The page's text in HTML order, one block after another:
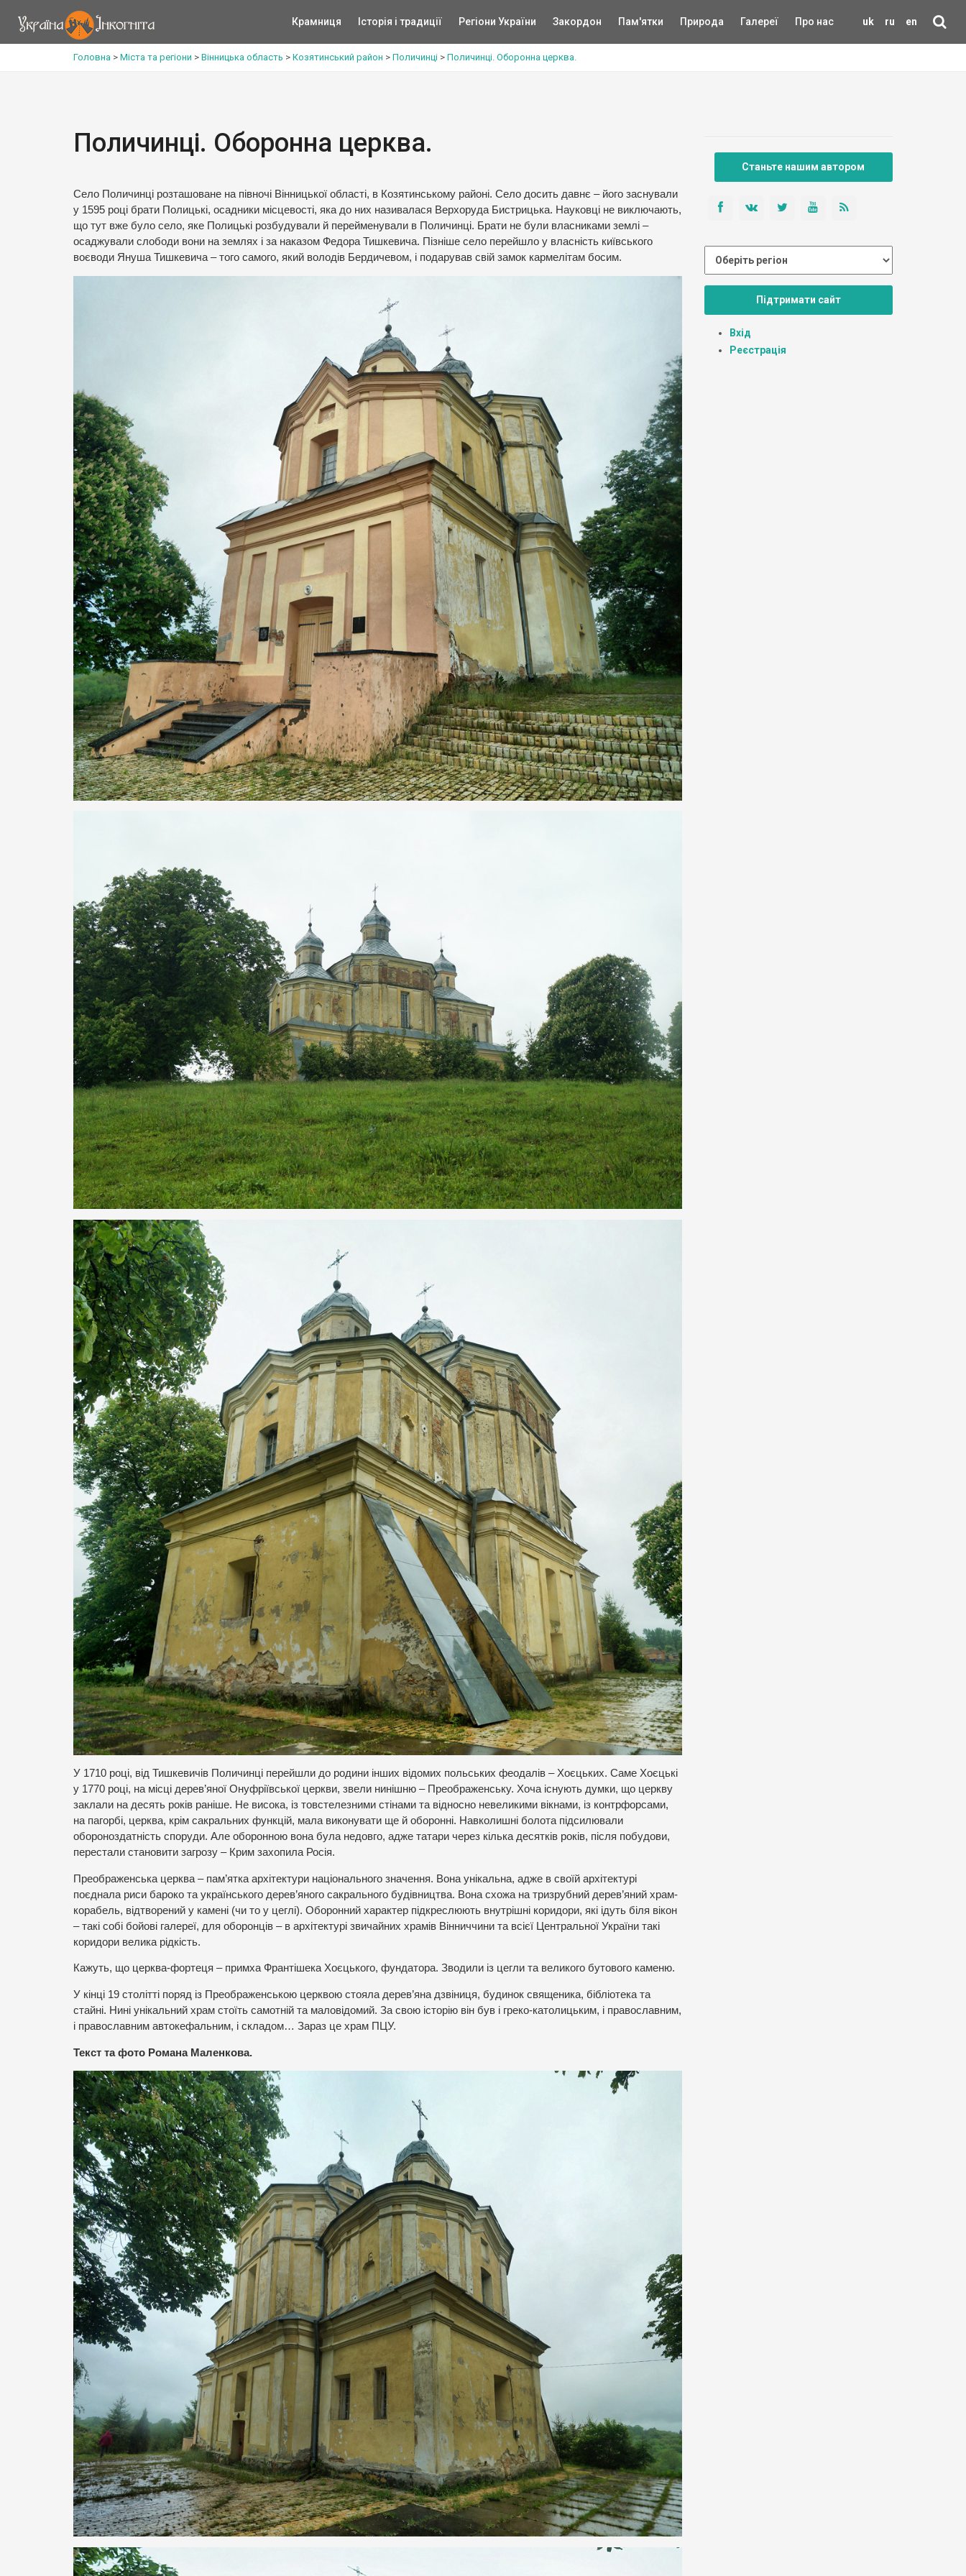
uk ru en
Крамниця Історія і традиції Регіони України Закордон Пам'ятки Природа Галереї Про нас
Головна > Міста та регіони > Вінницька область > Козятинський район > Поличинці > Поличинці. Оборонна церква.
Поличинці. Оборонна церква.
Село Поличинці розташоване на півночі Вінницької області, в Козятинському районі. Село досить давнє – його заснували
у 1595 році брати Полицькі, осадники місцевості, яка до них називалася Верхоруда Бистрицька. Науковці не виключають,
що тут вже було село, яке Полицькі розбудували й перейменували в Поличинці. Брати не були власниками землі –
осаджували слободи вони на землях і за наказом Федора Тишкевича. Пізніше село перейшло у власність київського
воєводи Януша Тишкевича – того самого, який володів Бердичевом, і подарував свій замок кармелітам босим.
У 1710 році, від Тишкевичів Поличинці перейшли до родини інших відомих польських феодалів – Хоєцьких. Саме Хоєцькі
у 1770 році, на місці дерев’яної Онуфріївської церкви, звели нинішню – Преображенську. Хоча існують думки, що церкву
заклали на десять років раніше. Не висока, із товстелезними стінами та відносно невеликими вікнами, із контрфорсами,
на пагорбі, церква, крім сакральних функцій, мала виконувати ще й оборонні. Навколишні болота підсилювали
обороноздатність споруди. Але оборонною вона була недовго, адже татари через кілька десятків років, після побудови,
перестали становити загрозу – Крим захопила Росія.
Преображенська церква – пам’ятка архітектури національного значення. Вона унікальна, адже в своїй архітектурі
поєднала риси бароко та українського дерев’яного сакрального будівництва. Вона схожа на тризрубний дерев’яний храм-
корабель, відтворений у камені (чи то у цеглі). Оборонний характер підкреслюють внутрішні коридори, які ідуть біля вікон
– такі собі бойові галереї, для оборонців – в архітектурі звичайних храмів Вінниччини та всієї Центральної України такі
коридори велика рідкість.
Кажуть, що церква-фортеця – примха Франтішека Хоєцького, фундатора. Зводили із цегли та великого бутового каменю.
У кінці 19 столітті поряд із Преображенською церквою стояла дерев’яна дзвіниця, будинок священика, бібліотека та
стайні. Нині унікальний храм стоїть самотній та маловідомий. За свою історію він був і греко-католицьким, і православним,
і православним автокефальним, і складом… Зараз це храм ПЦУ.
Текст та фото Романа Маленкова.
Станьте нашим автором
Підтримати сайт
Вхід
Реєстрація